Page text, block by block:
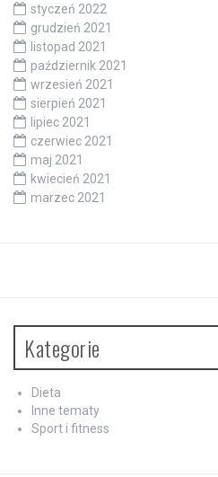
styczeń 2022
grudzień 2021
listopad 2021
październik 2021
wrzesień 2021
sierpień 2021
lipiec 2021
czerwiec 2021
maj 2021
kwiecień 2021
marzec 2021
Kategorie
Dieta
Inne tematy
Sport i fitness